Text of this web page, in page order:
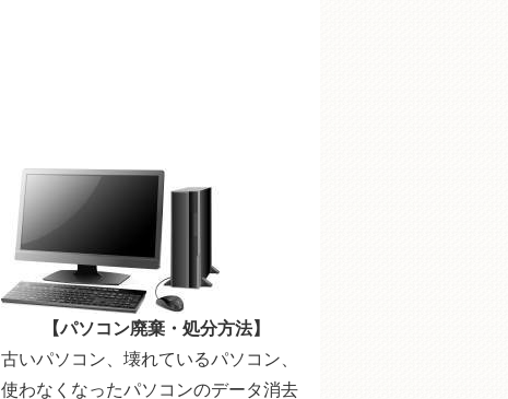
【パソコン廃棄・処分方法】
古いパソコン、壊れているパソコン、
使わなくなったパソコンのデータ消去